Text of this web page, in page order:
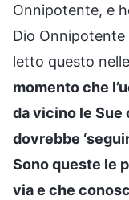
Onnipotente, e
Dio
letto questo
momento che
da vicino le Sue
dovrebbe
Sono queste le
via e che